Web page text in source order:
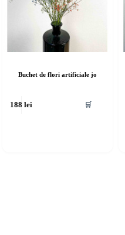
Buchet de flori artificiale jo
188lei 🛒